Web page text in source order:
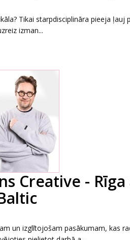
Tikai starpdisciplināra pieeja
izman...
Creative -
un izglītojošam pasākumam, kas